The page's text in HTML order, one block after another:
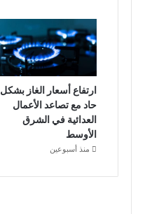
ارتفاع أسعار الغاز بشكل
حاد مع تصاعد الأعمال
العدائية في الشرق
الأوسط
منذ أسبوعين